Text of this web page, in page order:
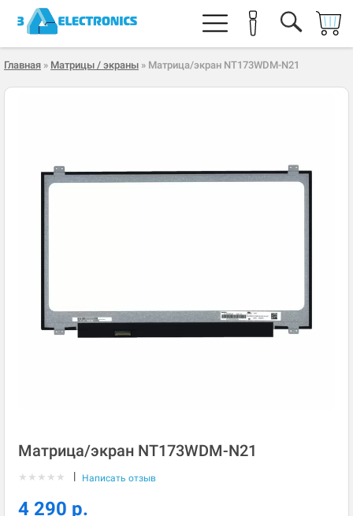
Главная » Матрицы / экраны » Матрица/экран NT173WDM-N21
Матрица/экран NT173WDM-N21
★ ★ ★ ★ ★ | Написать отзыв
4 290 р.